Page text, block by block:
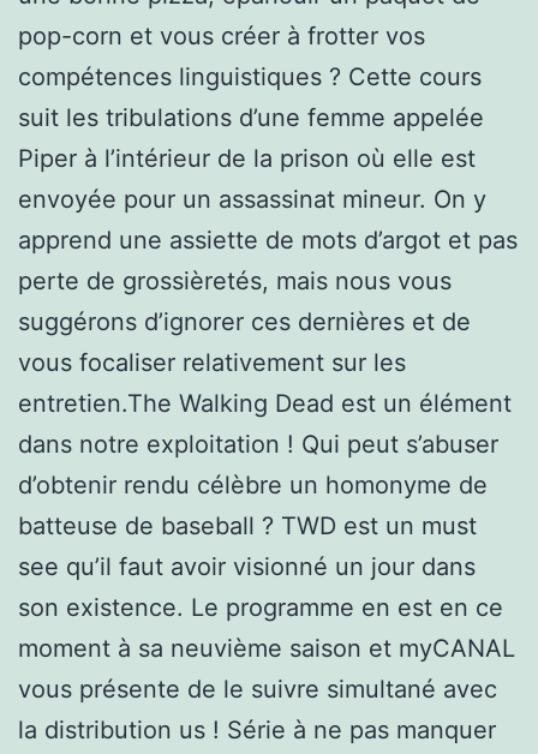
pop-corn et vous créer à frotter vos
compétences linguistiques ? Cette cours
suit les tribulations d’une femme appelée
Piper à l’intérieur de la prison où elle est
envoyée pour un assassinat mineur. On y
apprend une assiette de mots d’argot et pas
perte de grossièretés, mais nous vous
suggérons d’ignorer ces dernières et de
vous focaliser relativement sur les
entretien.The Walking Dead est un élément
dans notre exploitation ! Qui peut s’abuser
d’obtenir rendu célèbre un homonyme de
batteuse de baseball ? TWD est un must
see qu’il faut avoir visionné un jour dans
son existence. Le programme en est en ce
moment à sa neuvième saison et myCANAL
vous présente de le suivre simultané avec
la distribution us ! Série à ne pas manquer